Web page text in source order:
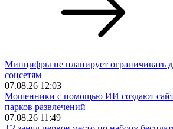
Минцифры не планирует ограничивать
соцсетям
07.08.26 12:03
Мошенники с помощью ИИ создают
парков развлечений
07.08.26 11:49